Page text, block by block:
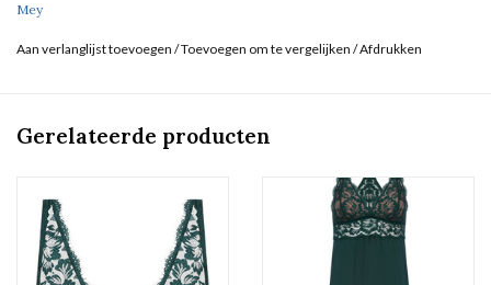
Mey
Aan verlanglijst toevoegen /Toevoegen om te vergelijken /Afdrukken
Gerelateerde producten